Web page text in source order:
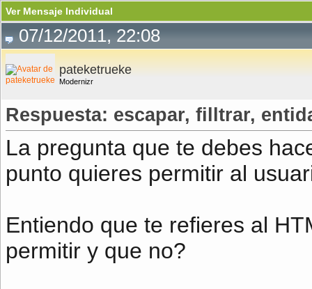
Ver Mensaje Individual
07/12/2011, 22:08
pateketrueke
Modernizr
Respuesta: escapar, filltrar,
La pregunta que te debes
punto quieres permitir al
Entiendo que te refieres al
permitir y que no?